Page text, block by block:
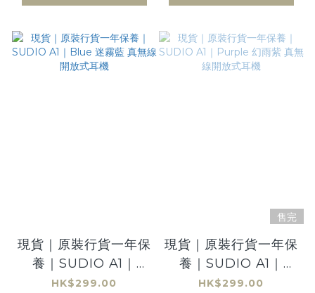
現貨｜原裝行貨一年保
養｜SUDIO A1｜
Blue 迷霧藍 真無線開
HK$299.00
售完
現貨｜原裝行貨一年保
養｜SUDIO A1｜
Purple 幻雨紫 真無
HK$299.00